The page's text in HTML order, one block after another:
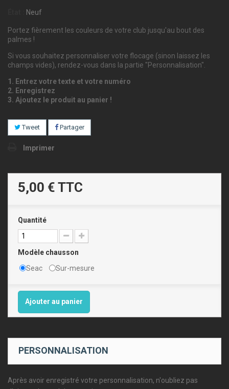
Neuf
Portez fièrement les couleurs de votre club jusqu'au bout des
palmes !
Si vous souhaitez personnaliser votre flocage (sinon laissez les
champs vides), rendez-vous dans la partie "Personnalisation".
1. Entrez votre texte et votre numéro
2. Enregistrez
3. Ajoutez le produit au panier !
Tweet Partager
Imprimer
5,00 € TTC
Quantité
Modèle chausson
Seac
Sur-mesure
Ajouter au panier
PERSONNALISATION
Après avoir enregistré votre personnalisation, n'oubliez pas